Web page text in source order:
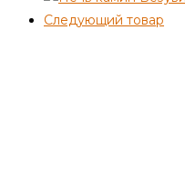
Следующий товар